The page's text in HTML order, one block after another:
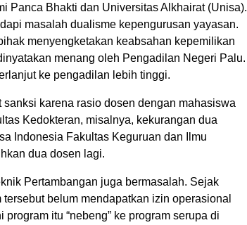
Panca Bhakti dan Universitas Alkhairat (Unisa).
masalah dualisme kepengurusan yayasan.
menyengketakan keabsahan kepemilikan
menang oleh Pengadilan Negeri Palu.
ke pengadilan lebih tinggi.
karena rasio dosen dengan mahasiswa
Kedokteran, misalnya, kekurangan dua
Indonesia Fakultas Keguruan dan Ilmu
dua dosen lagi.
Pertambangan juga bermasalah. Sejak
belum mendapatkan izin operasional
itu “nebeng” ke program serupa di